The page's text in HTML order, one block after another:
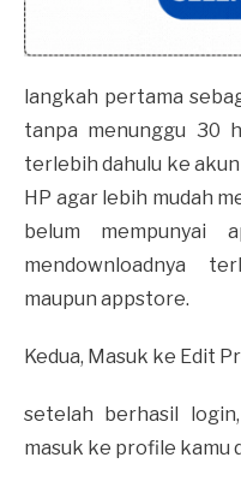
langkah pertama
tanpa menunggu 30
terlebih dahulu ke
HP agar lebih mudah
belum mempunyai
mendownloadnya
maupun appstore.
Kedua, Masuk ke Edit
setelah berhasil
masuk ke profile kamu